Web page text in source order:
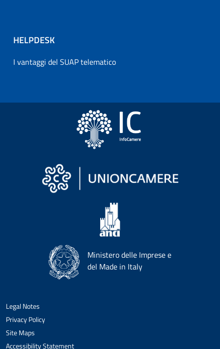
HELPDESK
I vantaggi del SUAP telematico
Ministero delle Imprese e
del Made in Italy
Legal Notes
Privacy Policy
Site Maps
Accessibility Statement